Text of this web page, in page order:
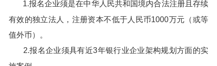
1.报名企业须是在中华人民共和国境内合法注册且存续
有效的独立法人，注册资本不低于人民币1000万元（或等
值外币）。
2.报名企业须具有近3年银行业企业架构规划方面的实